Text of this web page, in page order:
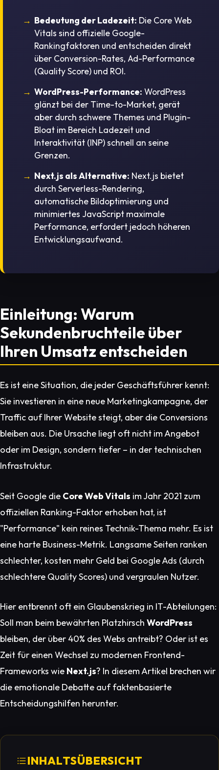
Bedeutung der Ladezeit: Die Core Web
Vitals sind offizielle Google-
Rankingfaktoren und entscheiden direkt
über Conversion-Rates, Ad-Performance
(Quality Score) und ROI.
WordPress-Performance: WordPress
glänzt bei der Time-to-Market, gerät
aber durch schwere Themes und Plugin-
Bloat im Bereich Ladezeit und
Interaktivität (INP) schnell an seine
Grenzen.
Next.js als Alternative: Next.js bietet
durch Serverless-Rendering,
automatische Bildoptimierung und
minimiertes JavaScript maximale
Performance, erfordert jedoch höheren
Entwicklungsaufwand.
Einleitung: Warum
Sekundenbruchteile über
Ihren Umsatz entscheiden
Es ist eine Situation, die jeder Geschäftsführer kennt:
Sie investieren in eine neue Marketingkampagne, der
Traffic auf Ihrer Website steigt, aber die Conversions
bleiben aus. Die Ursache liegt oft nicht im Angebot
oder im Design, sondern tiefer – in der technischen
Infrastruktur.
Seit Google die Core Web Vitals im Jahr 2021 zum
offiziellen Ranking-Faktor erhoben hat, ist
"Performance" kein reines Technik-Thema mehr. Es ist
eine harte Business-Metrik. Langsame Seiten ranken
schlechter, kosten mehr Geld bei Google Ads (durch
schlechtere Quality Scores) und vergraulen Nutzer.
Hier entbrennt oft ein Glaubenskrieg in IT-Abteilungen:
Soll man beim bewährten Platzhirsch WordPress
bleiben, der über 40% des Webs antreibt? Oder ist es
Zeit für einen Wechsel zu modernen Frontend-
Frameworks wie Next.js? In diesem Artikel brechen wir
die emotionale Debatte auf faktenbasierte
Entscheidungshilfen herunter.
INHALTSÜBERSICHT